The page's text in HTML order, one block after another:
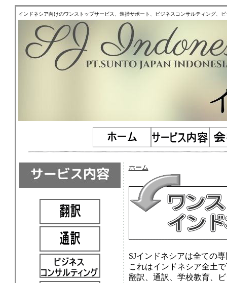
インドネシア向けのワンストップサービス、進捗サポート、ビジネスコンサルティング、
ホーム
SJインドネシアは全ての
これはインドネシア全土
翻訳、通訳、学校教育、